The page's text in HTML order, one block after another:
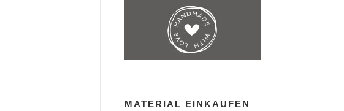
MATERIAL EINKAUFEN